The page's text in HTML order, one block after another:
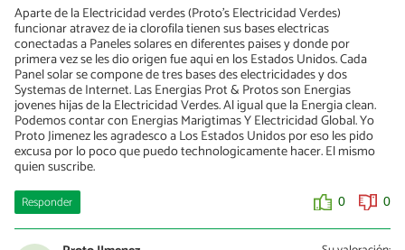
Aparte de la Electricidad verdes (Proto's Electricidad Verdes)
funcionar atravez de ia clorofila tienen sus bases electricas
conectadas a Paneles solares en diferentes paises y donde por
primera vez se les dio origen fue aqui en los Estados Unidos. Cada
Panel solar se compone de tres bases des electricidades y dos
Systemas de Internet. Las Energias Prot & Protos son Energias
jovenes hijas de la Electricidad Verdes. Al igual que la Energia clean.
Podemos contar con Energias Marigtimas Y Electricidad Global. Yo
Proto Jimenez les agradesco a Los Estados Unidos por eso les pido
excusa por lo poco que puedo technologicamente hacer. El mismo
quien suscribe.
Responder 0 0